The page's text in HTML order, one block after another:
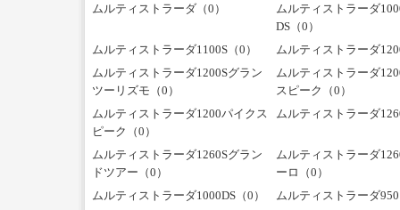
ムルティストラーダ（0）
ムルティストラーダ
DS（0）
ムルティストラーダ1100S（0）
ムルティストラーダ
ムルティストラーダ1200Sグラン
ツーリズモ（0）
ムルティストラーダ
スピーク（0）
ムルティストラーダ1200パイクス
ピーク（0）
ムルティストラーダ
ムルティストラーダ1260Sグラン
ドツアー（0）
ムルティストラーダ
ーロ（0）
ムルティストラーダ1000DS（0）
ムルティストラーダ